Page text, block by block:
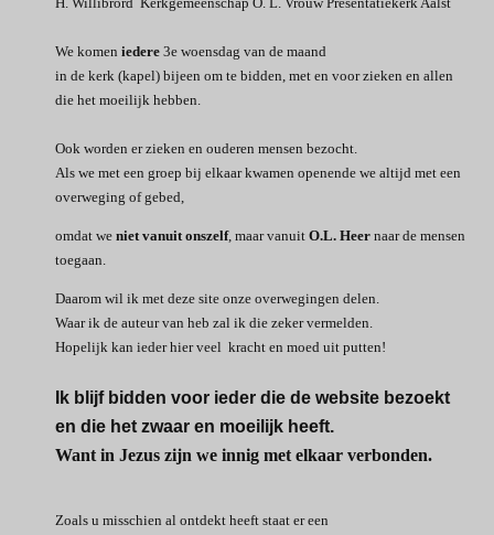
We komen iedere 3e woensdag van de maand
in de kerk (kapel) bijeen om te bidden, met en voor zieken en allen
die het moeilijk hebben.
Ook worden er zieken en ouderen mensen bezocht.
Als we met een groep bij elkaar kwamen openende we altijd met een
overweging of gebed,
omdat we niet vanuit onszelf, maar vanuit O.L. Heer naar de mensen
toegaan.
Daarom wil ik met deze site onze overwegingen delen.
Waar ik de auteur van heb zal ik die zeker vermelden.
Hopelijk kan ieder hier veel kracht en moed uit putten!
Ik blijf bidden voor ieder die de website bezoekt
en die het zwaar en moeilijk heeft.
Want in Jezus zijn we innig met elkaar verbonden.
Zoals u misschien al ontdekt heeft staat er een